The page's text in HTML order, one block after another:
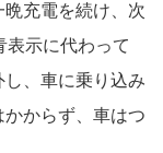
充電を続け、次
表示に代わって
、車に乗り込み
からず、車はつ